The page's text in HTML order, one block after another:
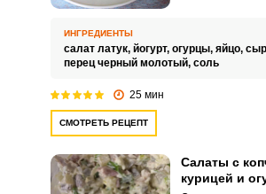
любого события
отличным
сытного перекуса.
ИНГРЕДИЕНТЫ
салат латук, йогурт, огурцы, яйцо,
перец черный молотый, соль
25 мин
СМОТРЕТЬ РЕЦЕПТ
Салаты с
курицей и